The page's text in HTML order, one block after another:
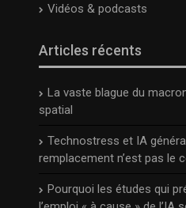
Vidéos & podcasts
Articles récents
La vaste blague du
spatial
Technostress et IA
remplacement n’est pas le
Pourquoi les études qui